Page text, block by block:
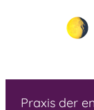
Praxis der